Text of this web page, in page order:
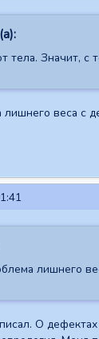
тела. Значит,
веса с
лишнего
О